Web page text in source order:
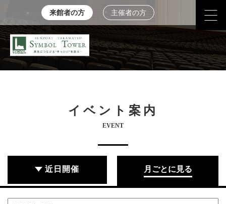
来館者の方 主催者の方
イベント案内
EVENT
近日開催 月ごとに見る